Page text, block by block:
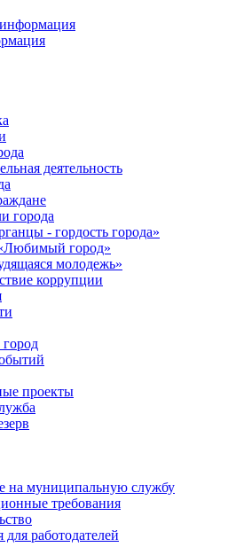
деятельность
города
- гордость города»
город»
молодежь»
коррупции
проекты
на муниципальную службу
требования
работодателей